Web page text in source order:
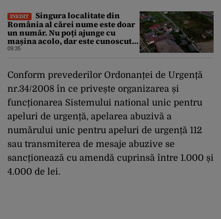
INEDIT
Singura localitate din
România al cărei nume este doar
un număr. Nu poți ajunge cu
mașina acolo, dar este cunoscută
în lumea întreagă
09:35
Conform prevederilor Ordonanței de Urgență
nr.34/2008 în ce privește organizarea și
funcționarea Sistemului national unic pentru
apeluri de urgență, apelarea abuzivă a
numărului unic pentru apeluri de urgență 112
sau transmiterea de mesaje abuzive se
sancționează cu amendă cuprinsă între 1.000 și
4.000 de lei.